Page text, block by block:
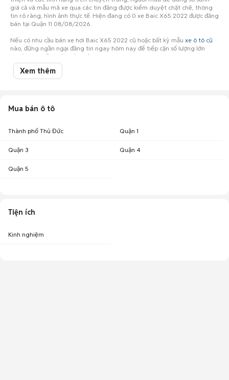
giá cả và mẫu mã xe qua các tin đăng được kiểm duyệt chặt chẽ, thông
tin rõ ràng, hình ảnh thực tế. Hiện đang có 0 xe Baic X65 2022 được đăng
bán tại Quận 11 08/08/2026.
Nếu có nhu cầu bán xe hơi Baic X65 2022 cũ hoặc bất kỳ mẫu xe ô tô cũ
nào, đừng ngần ngại đăng tin ngay hôm nay để tiếp cận số lượng lớn
người mua tiềm năng ở Quận 11!
Xem thêm
Mua bán ô tô
Thành phố Thủ Đức Quận 1
Quận 3 Quận 4
Quận 5
Tiện ích
Kinh nghiệm